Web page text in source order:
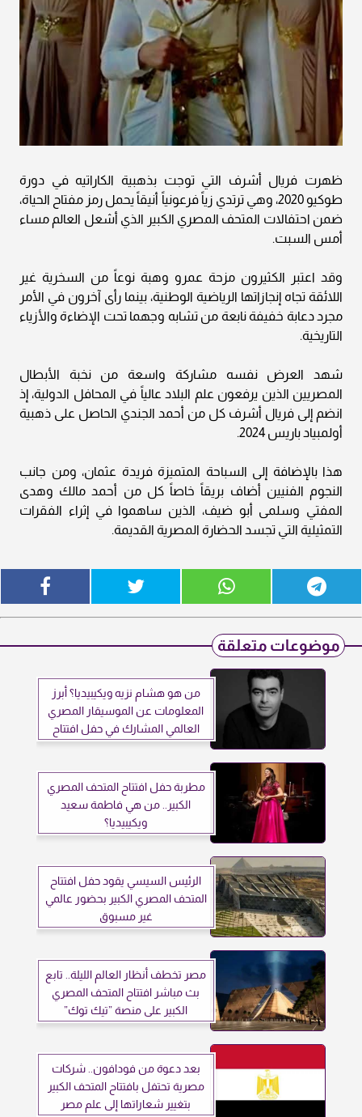
ظهرت فريال أشرف التي توجت بذهبية الكاراتيه في دورة
طوكيو 2020، وهي ترتدي زياً فرعونياً أنيقاً يحمل رمز مفتاح الحياة،
ضمن احتفالات المتحف المصري الكبير الذي أشعل العالم مساء
أمس السبت.
وقد اعتبر الكثيرون مزحة عمرو وهبة نوعاً من السخرية غير
اللائقة تجاه إنجازاتها الرياضية الوطنية، بينما رأى آخرون في الأمر
مجرد دعابة خفيفة نابعة من تشابه وجهما تحت الإضاءة والأزياء
التاريخية.
شهد العرض نفسه مشاركة واسعة من نخبة الأبطال
المصريين الذين يرفعون علم البلاد عالياً في المحافل الدولية، إذ
انضم إلى فريال أشرف كل من أحمد الجندي الحاصل على ذهبية
أولمبياد باريس 2024.
هذا بالإضافة إلى السباحة المتميزة فريدة عثمان، ومن جانب
النجوم الفنيين أضاف بريقاً خاصاً كل من أحمد مالك وهدى
المفتي وسلمى أبو ضيف، الذين ساهموا في إثراء الفقرات
التمثيلية التي تجسد الحضارة المصرية القديمة.
موضوعات متعلقة
من هو هشام نزيه ويكيبيديا؟ أبرز
المعلومات عن الموسيقار المصري
العالمي المشارك في حفل افتتاح
مطربة حفل افتتاح المتحف المصري
الكبير.. من هي فاطمة سعيد
ويكيبيديا؟
الرئيس السيسي يقود حفل افتتاح
المتحف المصري الكبير بحضور عالمي
غير مسبوق
مصر تخطف أنظار العالم الليلة.. تابع
بث مباشر افتتاح المتحف المصري
الكبير على منصة ”تيك توك”
بعد دعوة من فودافون.. شركات
مصرية تحتفل بافتتاح المتحف الكبير
بتغيير شعاراتها إلى علم مصر